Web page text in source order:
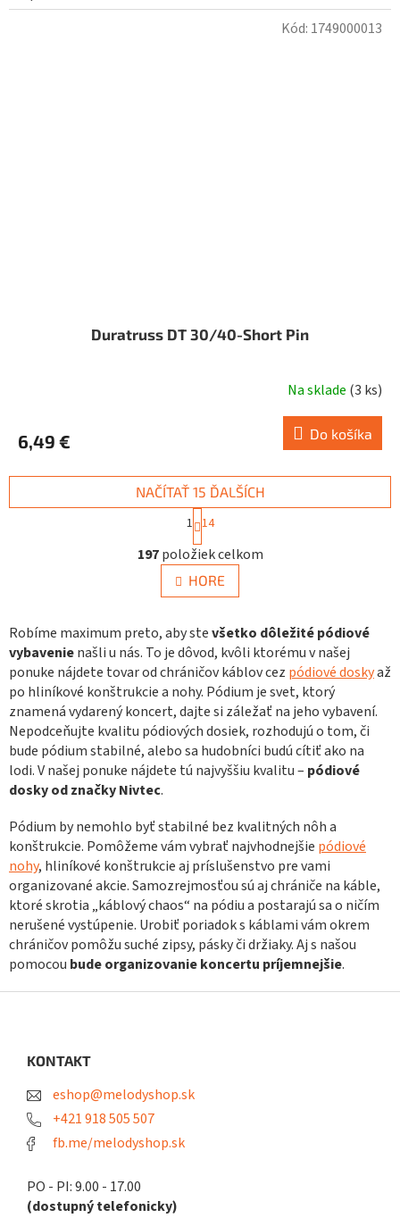
Duratruss DT 30/40-Short Pin
Na sklade (3 ks)
6,49 € Do košíka
Kód: 1749000013
O
v
l
á
a
c
i
e
p
r
v
k
y
v
i
s
u
NAČÍTAŤ 15 ĎALŠÍCH
S
t
r
á
n
k
a
n
i
e
1 14
197položiek celkom
HORE
Robíme maximum preto, aby stevšetko dôležité pódiové
vybavenienašli u nás. To je dôvod, kvôli ktorému v našej
ponuke nájdete tovar od chráničov káblov cez pódiové doskyaž
po hliníkové konštrukcie a nohy. Pódium je svet, ktorý
znamená vydarený koncert, dajte si záležať na jeho vybavení.
Nepodceňujte kvalitu pódiových dosiek, rozhodujú o tom, či
bude pódium stabilné, alebo sa hudobníci budú cítiť ako na
lodi. V našej ponuke nájdete tú najvyššiu kvalitu – pódiové
dosky od značky Nivtec.
Pódium by nemohlo byť stabilné bez kvalitných nôh a
konštrukcie. Pomôžeme vám vybrať najvhodnejšie pódiové
nohy, hliníkové konštrukcie aj príslušenstvo pre vami
organizované akcie. Samozrejmosťou sú aj chrániče na káble,
ktoré skrotia „káblový chaos“ na pódiu a postarajú sa o ničím
nerušené vystúpenie. Urobiť poriadok s káblami vám okrem
chráničov pomôžu suché zipsy, pásky či držiaky. Aj s našou
pomocou bude organizovanie koncertu príjemnejšie.
KONTAKT
eshop@melodyshop.sk
+421 918 505 507
fb.me/melodyshop.sk
PO - PI: 9.00 - 17.00
(dostupný telefonicky)